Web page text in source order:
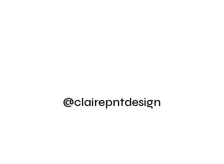
@clairepntdesign